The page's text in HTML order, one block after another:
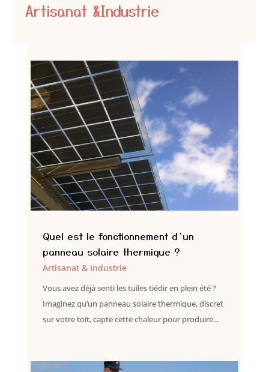
Artisanat &Industrie
Quel est le fonctionnement d’un
panneau solaire thermique ?
Artisanat & Industrie
Vous avez déjà senti les tuiles tiédir en plein été ?
Imaginez qu’un panneau solaire thermique, discret
sur votre toit, capte cette chaleur pour produire...